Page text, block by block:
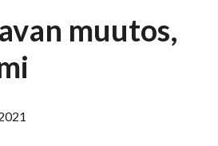
muutos,